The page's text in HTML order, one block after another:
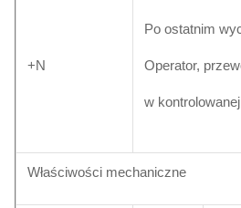
+N
Po ostatnim
Operator,
w
Właściwości mechaniczne